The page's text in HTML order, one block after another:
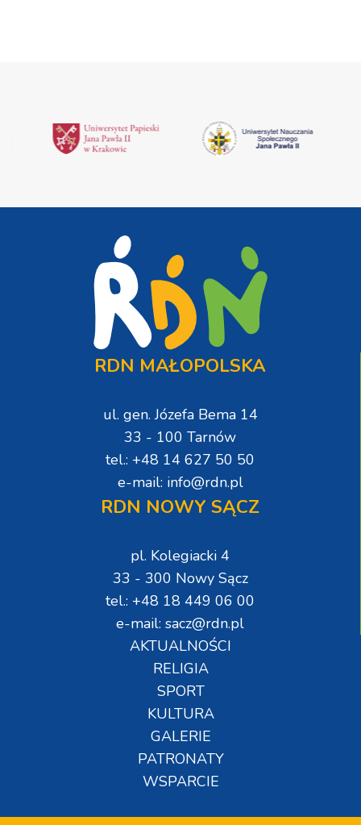
RDN MAŁOPOLSKA
ul. gen. Józefa Bema 14
33 - 100 Tarnów
tel.: +48 14 627 50 50
e-mail: info@rdn.pl
RDN NOWY SĄCZ
pl. Kolegiacki 4
33 - 300 Nowy Sącz
tel.: +48 18 449 06 00
e-mail: sacz@rdn.pl
AKTUALNOŚCI
RELIGIA
SPORT
KULTURA
GALERIE
PATRONATY
WSPARCIE